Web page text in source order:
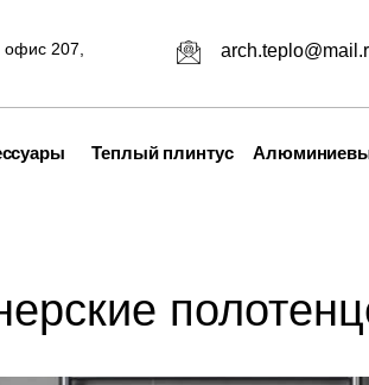
офис 207,
Теплый плинтус